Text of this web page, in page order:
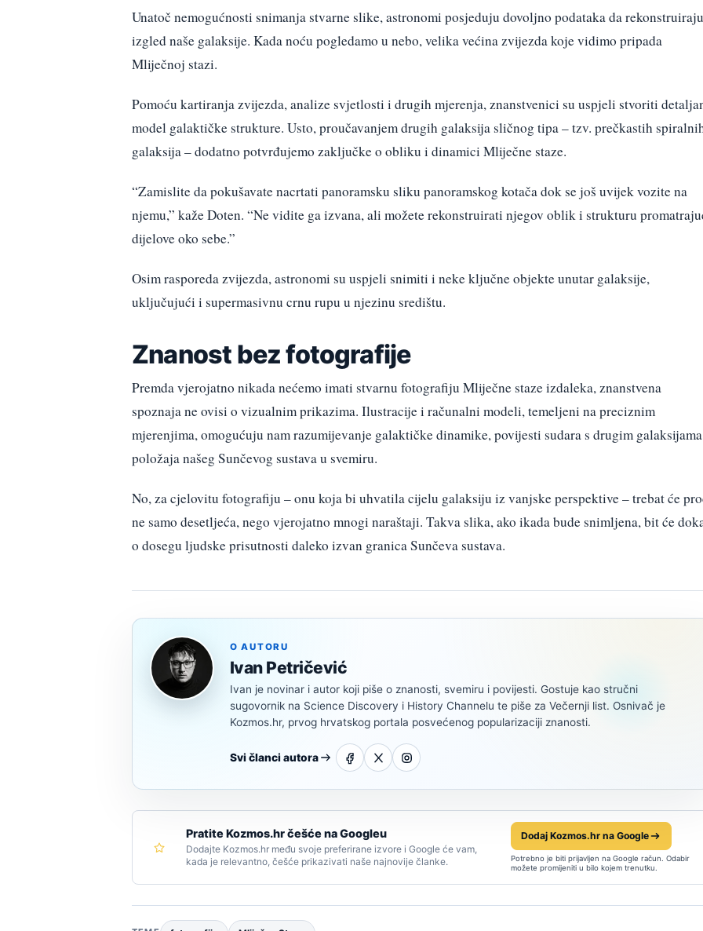
Unatoč nemogućnosti snimanja stvarne slike, astronomi posjeduju dovoljno podataka da rekonstruiraju
izgled naše galaksije. Kada noću pogledamo u nebo, velika većina zvijezda koje vidimo pripada
Mliječnoj stazi.
Pomoću kartiranja zvijezda, analize svjetlosti i drugih mjerenja, znanstvenici su uspjeli stvoriti
model galaktičke strukture. Usto, proučavanjem drugih galaksija sličnog tipa – tzv. prečkastih
galaksija – dodatno potvrđujemo zaključke o obliku i dinamici Mliječne staze.
“Zamislite da pokušavate nacrtati panoramsku sliku panoramskog kotača dok se još uvijek vozite na
njemu,” kaže Doten. “Ne vidite ga izvana, ali možete rekonstruirati njegov oblik i strukturu
dijelove oko sebe.”
Osim rasporeda zvijezda, astronomi su uspjeli snimiti i neke ključne objekte unutar galaksije,
uključujući i supermasivnu crnu rupu u njezinu središtu.
Znanost bez fotografije
Premda vjerojatno nikada nećemo imati stvarnu fotografiju Mliječne staze izdaleka, znanstvena
spoznaja ne ovisi o vizualnim prikazima. Ilustracije i računalni modeli, temeljeni na preciznim
mjerenjima, omogućuju nam razumijevanje galaktičke dinamike, povijesti sudara s drugim
položaja našeg Sunčevog sustava u svemiru.
No, za cjelovitu fotografiju – onu koja bi uhvatila cijelu galaksiju iz vanjske perspektive – trebat će
ne samo desetljeća, nego vjerojatno mnogi naraštaji. Takva slika, ako ikada bude snimljena, bit će
o dosegu ljudske prisutnosti daleko izvan granica Sunčeva sustava.
O AUTORU
Ivan Petričević
Ivan je novinar i autor koji piše o znanosti, svemiru i povijesti. Gostuje kao stručni
sugovornik na Science Discovery i History Channelu te piše za Večernji list. Osnivač je
Kozmos.hr, prvog hrvatskog portala posvećenog popularizaciji znanosti.
Svi članci autora
Pratite Kozmos.hr češće na Googleu
Dodajte Kozmos.hr među svoje preferirane izvore i Google će vam,
kada je relevantno, češće prikazivati naše najnovije članke.
Dodaj Kozmos.hr na Google
Potrebno je biti prijavljen na Google račun. Odabir
možete promijeniti u bilo kojem trenutku.